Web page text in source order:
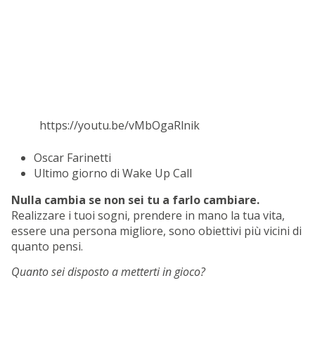
https://youtu.be/vMbOgaRlnik
Oscar Farinetti
Ultimo giorno di Wake Up Call
Nulla cambia se non sei tu a farlo cambiare.
Realizzare i tuoi sogni, prendere in mano la tua vita,
essere una persona migliore, sono obiettivi più vicini di
quanto pensi.
Quanto sei disposto a metterti in gioco?